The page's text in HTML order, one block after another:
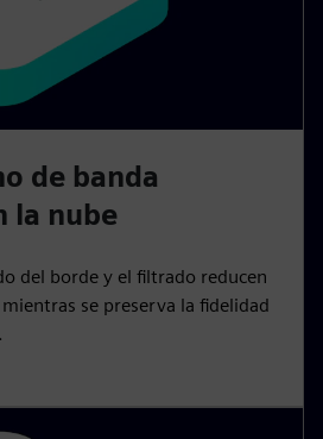
de banda
la nube
del borde y el filtrado reducen
se preserva la fidelidad